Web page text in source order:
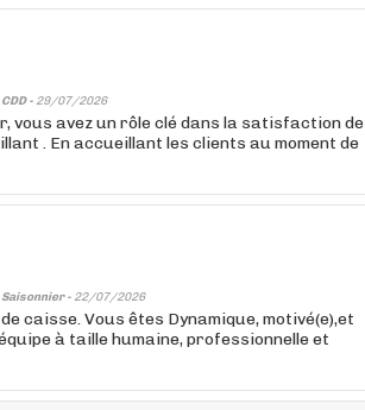
CDD - 29/07/2026
vous avez un rôle clé dans la satisfaction de
. En accueillant les clients au moment de
Saisonnier - 22/07/2026
caisse. Vous êtes Dynamique, motivé(e),et
à taille humaine, professionnelle et